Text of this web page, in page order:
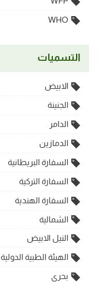
WHO
التسميات
الابيض
الجنينة
الدامر
الدمازين
السفارة البريطانية
السفارة التركية
السفارة الهندية
الشمالية
النيل الابيض
الهيئة الطبية الدولية
بحري